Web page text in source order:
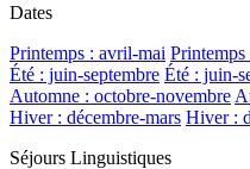
Dates
Printemps : avril-mai
Été : juin-septembre Été : juin-
Automne : octobre-novembre
Hiver : décembre-mars Hiver :
Séjours Linguistiques